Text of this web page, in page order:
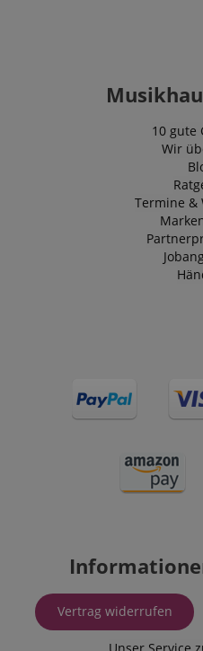
10 gute
Wir
Termine &
Vertrag widerrufen
Unser Service